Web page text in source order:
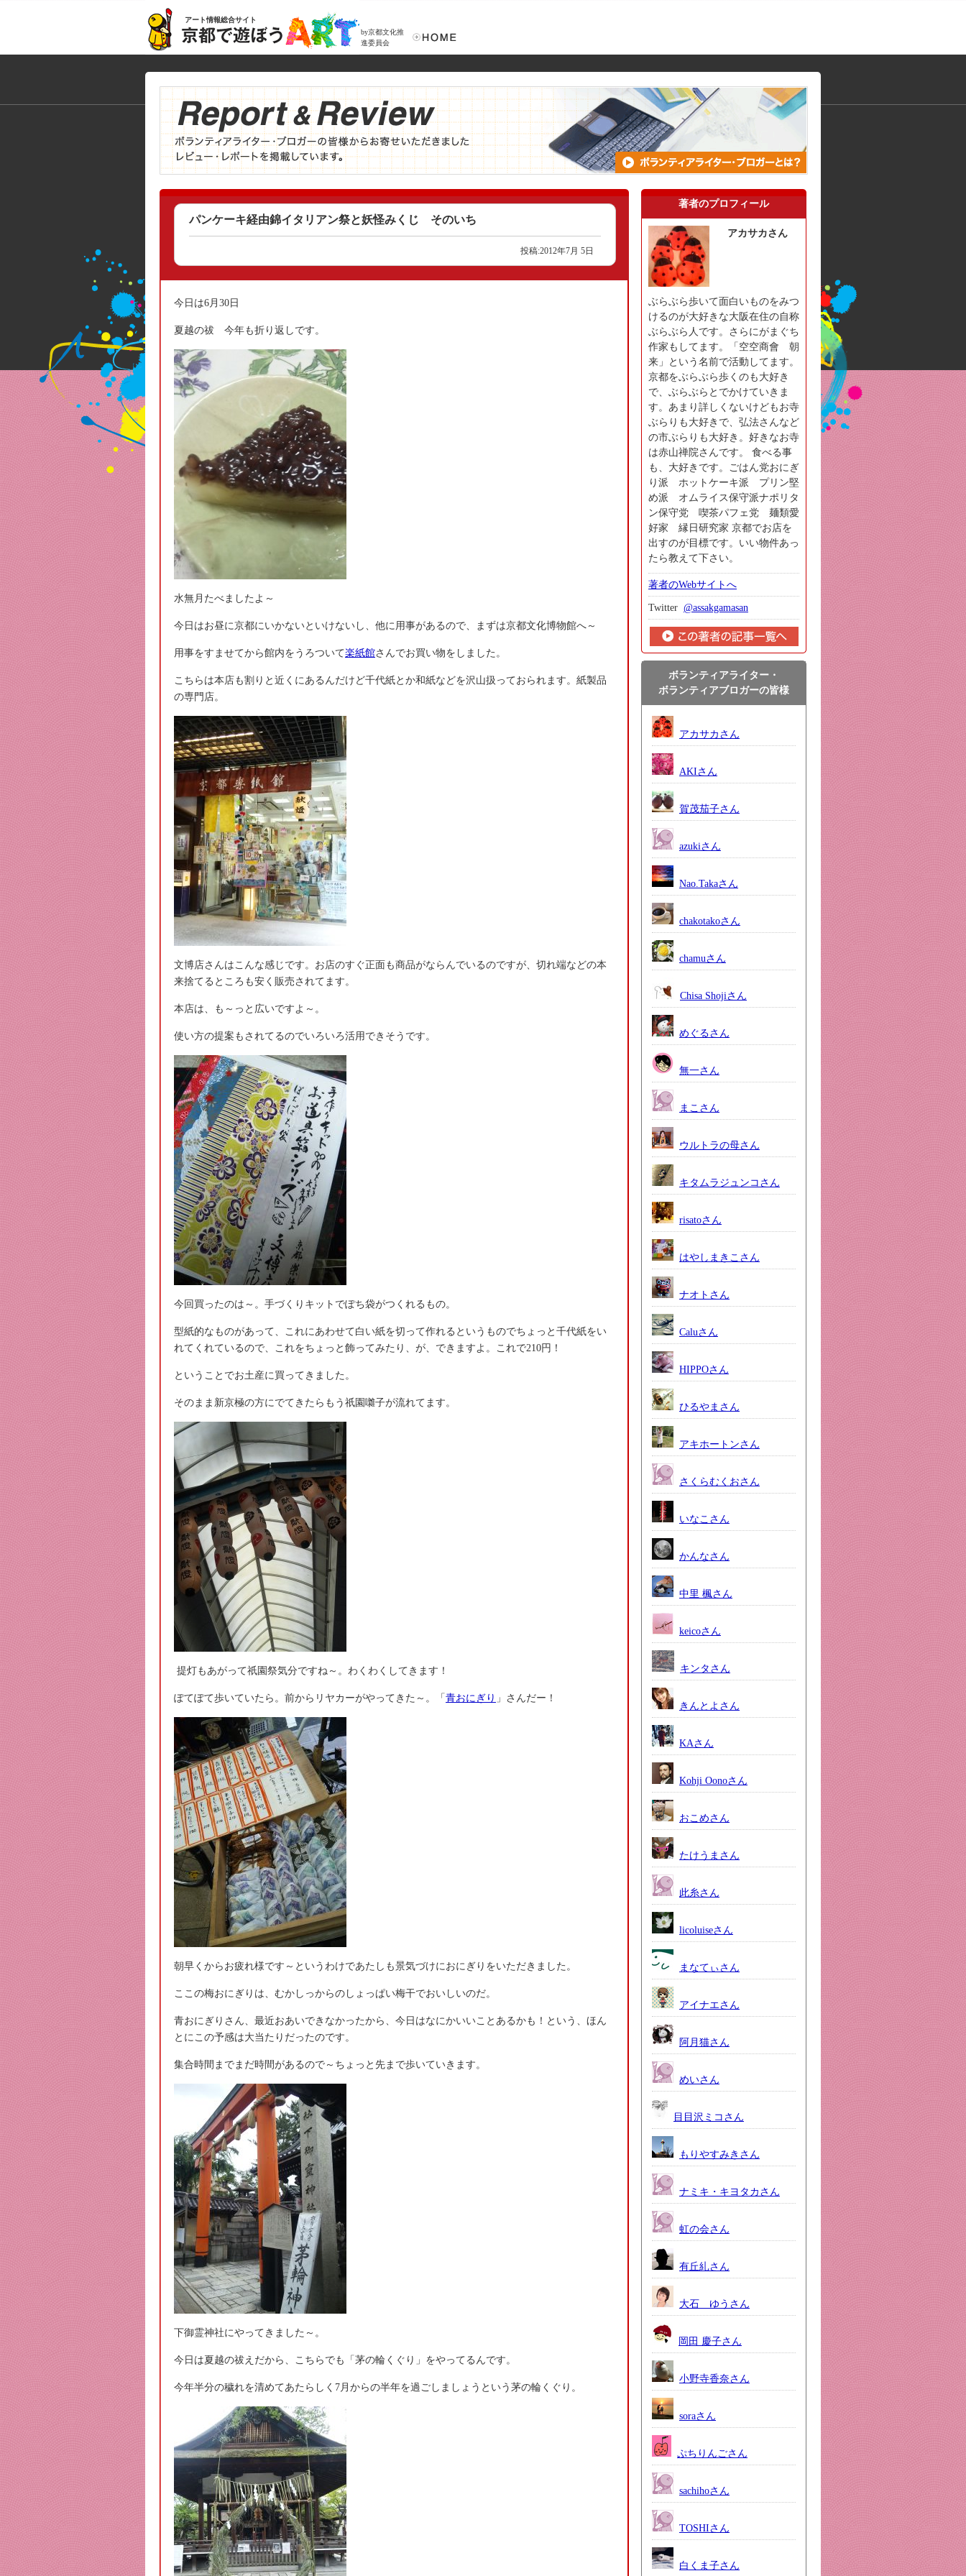
アート情報総合サイト
by京都文化推
進委員会
パンケーキ経由錦イタリアン祭と妖怪みくじ そのいち
投稿:2012年7月 5日
今日は6月30日
夏越の祓 今年も折り返しです。
水無月たべましたよ～
今日はお昼に京都にいかないといけないし、他に用事があるので、まずは京都文化博物館へ～
用事をすませてから館内をうろついて楽紙館さんでお買い物をしました。
こちらは本店も割りと近くにあるんだけど千代紙とか和紙などを沢山扱っておられます。紙製品
の専門店。
文博店さんはこんな感じです。お店のすぐ正面も商品がならんでいるのですが、切れ端などの本
来捨てるところも安く販売されてます。
本店は、も～っと広いですよ～。
使い方の提案もされてるのでいろいろ活用できそうです。
今回買ったのは～。手づくりキットでぽち袋がつくれるもの。
型紙的なものがあって、これにあわせて白い紙を切って作れるというものでちょっと千代紙をい
れてくれているので、これをちょっと飾ってみたり、が、できますよ。これで210円！
ということでお土産に買ってきました。
そのまま新京極の方にでてきたらもう祇園囃子が流れてます。
提灯もあがって祇園祭気分ですね～。わくわくしてきます！
ぽてぽて歩いていたら。前からリヤカーがやってきた～。「 青おにぎり 」さんだー！
朝早くからお疲れ様です～というわけであたしも景気づけにおにぎりをいただきました。
ここの梅おにぎりは、むかしっからのしょっぱい梅干でおいしいのだ。
青おにぎりさん、最近おあいできなかったから、今日はなにかいいことあるかも！という、ほん
とにこの予感は大当たりだったのです。
集合時間までまだ時間があるので～ちょっと先まで歩いていきます。
下御霊神社にやってきました～。
今日は夏越の祓えだから、こちらでも「茅の輪くぐり」をやってるんです。
今年半分の穢れを清めてあたらしく7月からの半年を過ごしましょうという茅の輪くぐり。
著者のプロフィール
アカサカさん
ぶらぶら歩いて面白いものをみつ
けるのが大好きな大阪在住の自称
ぶらぶら人です。さらにがまぐち
作家もしてます。「空空商會 朝
来」という名前で活動してます。
京都をぶらぶら歩くのも大好き
で、ぶらぶらとでかけていきま
す。あまり詳しくないけどもお寺
ぶらりも大好きで、弘法さんなど
の市ぶらりも大好き。好きなお寺
は赤山禅院さんです。 食べる事
も、大好きです。ごはん党おにぎ
り派 ホットケーキ派 プリン堅
め派 オムライス保守派ナポリタ
ン保守党 喫茶パフェ党 麺類愛
好家 縁日研究家 京都でお店を
出すのが目標です。いい物件あっ
たら教えて下さい。
著者のWebサイトへ
Twitter @assakgamasan
ボランティアライター・
ボランティアブロガーの皆様
アカサカさん
AKIさん
賀茂茄子さん
azukiさん
Nao.Takaさん
chakotakoさん
chamuさん
Chisa Shojiさん
めぐるさん
無一さん
まこさん
ウルトラの母さん
キタムラジュンコさん
risatoさん
はやしまきこさん
ナオトさん
Caluさん
HIPPOさん
ひるやまさん
アキホートンさん
さくらむくおさん
いなこさん
かんなさん
中里 楓さん
keicoさん
キンタさん
きんとよさん
KAさん
Kohji Oonoさん
おこめさん
たけうまさん
此糸さん
licoluiseさん
まなてぃさん
アイナエさん
阿月猫さん
めいさん
目目沢ミコさん
もりやすみきさん
ナミキ・キヨタカさん
虹の会さん
有丘糺さん
大石 ゆうさん
岡田 慶子さん
小野寺香奈さん
soraさん
ぷちりんごさん
sachihoさん
TOSHIさん
白くま子さん